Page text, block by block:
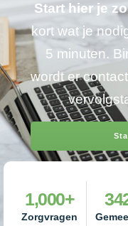
Start hier je
kort wat je
5 minuten.
wordt er
Zorgvragen
1,000+